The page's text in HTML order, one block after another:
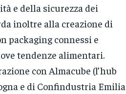
e della sicurezza dei
inoltre alla creazione di
packaging connessi e
tendenze alimentari.
con Almacube (l’hub
e di Confindustria Emilia